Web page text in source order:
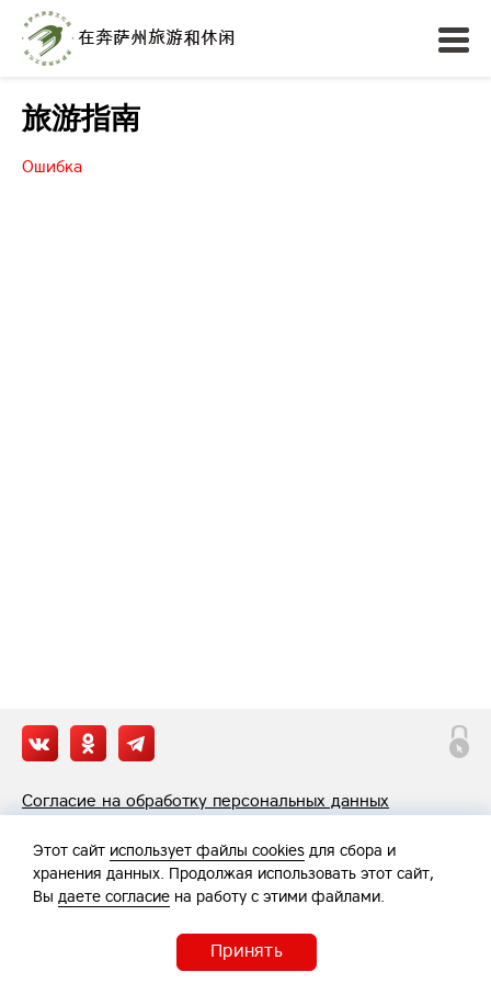
旅游指南
Ошибка
Согласие на обработку персональных данных
Этот сайт использует файлы cookies для сбора и
хранения данных. Продолжая использовать этот сайт,
Вы даете согласие на работу с этими файлами.
Принять